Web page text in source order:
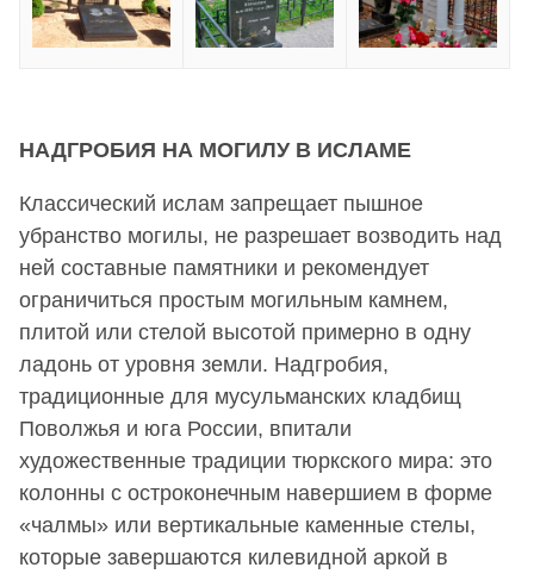
НАДГРОБИЯ НА МОГИЛУ В ИСЛАМЕ
Классический ислам запрещает пышное
убранство могилы, не разрешает возводить над
ней составные памятники и рекомендует
ограничиться простым могильным камнем,
плитой или стелой высотой примерно в одну
ладонь от уровня земли. Надгробия,
традиционные для мусульманских кладбищ
Поволжья и юга России, впитали
художественные традиции тюркского мира: это
колонны с остроконечным навершием в форме
«чалмы» или вертикальные каменные стелы,
которые завершаются килевидной аркой в